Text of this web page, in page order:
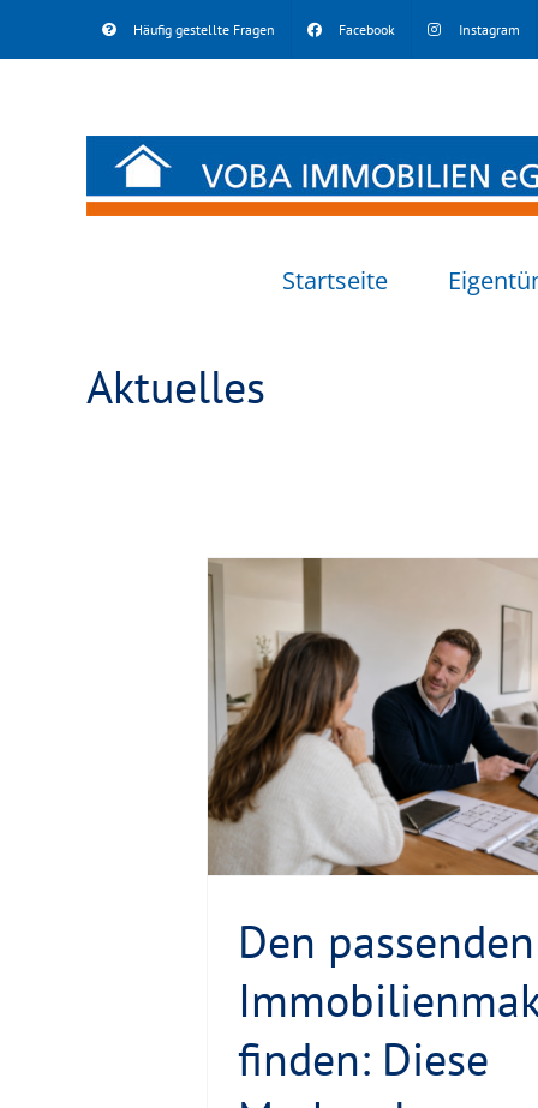
Häufig gestellte Fragen Facebook Instagram
Startseite
Aktuelles
Den passenden
finden: Diese